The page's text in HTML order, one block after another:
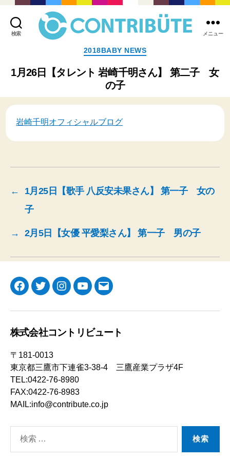
検索
式
会
社
コ
ン
ト
リ
ビ
(
)
メニュー
カ
テ
ゴ
リ
ー
2018BABY NEWS
1月26日【タレント 岩崎千明さん】 第二子 女
の子
岩崎千明オフィシャルブログ
←
1月25日【歌手 八反安未果さん】 第一子 女の
子
→ 2月5日【女優 平愛梨さん】 第一子 男の子
Facebook
TwitterInstagramYouTube
メ
株式会社コントリビュート
〒181-0013
東京都三鷹市下連雀3-38-4 三鷹産業プラザ4F
TEL:0422-76-8980
FAX:0422-76-8983
MAIL:info@contribute.co.jp
索